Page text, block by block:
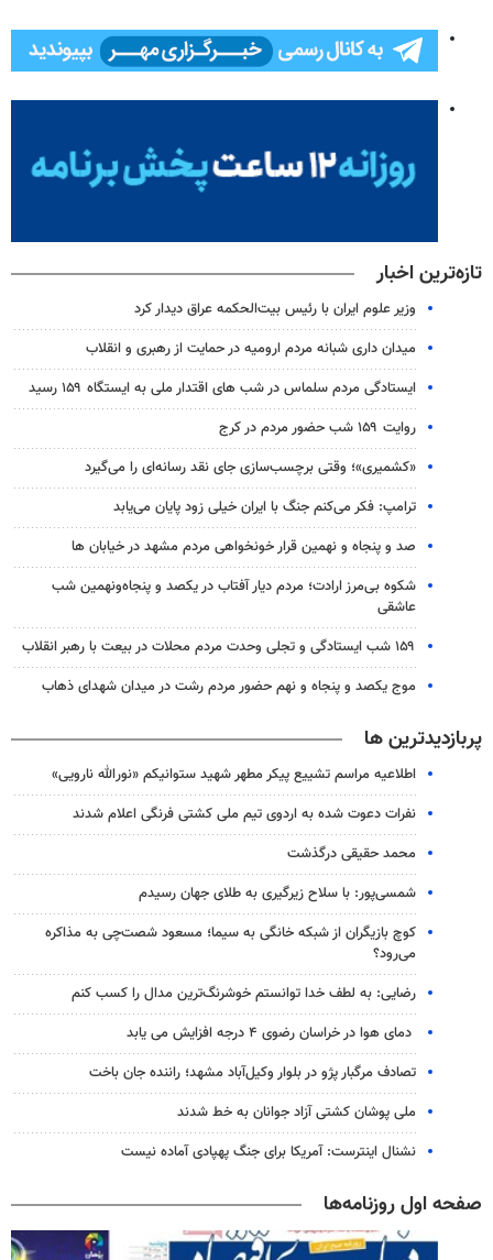
تازه‌ترین اخبار
وزیر علوم ایران با رئیس بیت‌الحکمه عراق دیدار کرد
میدان داری شبانه مردم ارومیه در حمایت از رهبری و انقلاب
ایستادگی مردم سلماس در شب های اقتدار ملی به ایستگاه ۱۵۹ رسید
روایت ۱۵۹ شب حضور مردم در کرج
«کشمیری»؛ وقتی برچسب‌سازی جای نقد رسانه‌ای را می‌گیرد
ترامپ: فکر می‌کنم جنگ با ایران خیلی زود پایان می‌یابد
صد و پنجاه و نهمین قرار خونخواهی مردم مشهد در خیابان ها
شکوه بی‌مرز ارادت؛ مردم دیار آفتاب در یکصد و پنجاه‌ونهمین شب
عاشقی
۱۵۹ شب ایستادگی و تجلی وحدت مردم محلات در بیعت با رهبر انقلاب
موج یکصد و پنجاه و نهم حضور مردم رشت در میدان شهدای ذهاب
پربازدیدترین ها
اطلاعیه مراسم تشییع پیکر مطهر شهید ستوانیکم «نورالله نارویی»
نفرات دعوت شده به اردوی تیم ملی کشتی فرنگی اعلام شدند
محمد حقیقی درگذشت
شمسی‌پور: با سلاح زیرگیری به طلای جهان رسیدم
کوچ بازیگران از شبکه خانگی به سیما؛ مسعود شصت‌چی به مذاکره
می‌رود؟
رضایی: به لطف خدا توانستم خوشرنگ‌ترین مدال را کسب کنم
دمای هوا در خراسان رضوی ۴ درجه افزایش می یابد
تصادف مرگبار پژو در بلوار وکیل‌آباد مشهد؛ راننده جان باخت
ملی پوشان کشتی آزاد جوانان به خط شدند
نشنال اینترست: آمریکا برای جنگ پهپادی آماده نیست
صفحه اول روزنامه‌ها